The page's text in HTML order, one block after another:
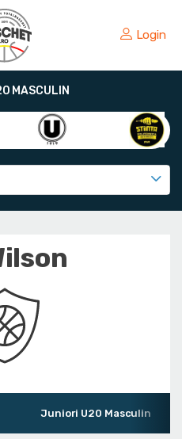
Login
MASCULIN
Juniori U20 Masculin